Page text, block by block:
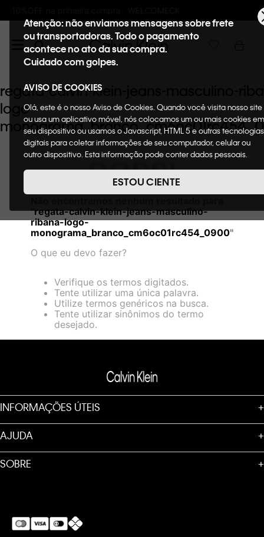
Frete GRÁTIS nas compras
Atenção: não enviamos mensagens sobre frete
ou transportadoras. Todo o pagamento
acontece no ato da sua compra.
Cuidado com golpes.
AVISO DE COOKIES
Olá, este é o nosso Aviso de Cookies. Quando você visita nosso site
ou usa um aplicativo móvel, nós colocamos um ou mais cookies em
seu dispositivo ou usamos o Javascript, HTML 5 e outras tecnologias
digitais para coletar informações de seu computador, celular ou
outro dispositivo. Esta informação pode conter dados pessoais.
quais suas funções. A forma como processamos os dados pessoais
que obtemos de seu dispositivo é descrita em nosso Aviso de
como sua solicitação específica para fornecer a você toda a
funcionalidade do site, incluindo, entre outros, a capacidade de
comprar um item em nossa loja virtual. Para maiores informações
sobre o nosso aviso de Cookies acesse o link.
ESTOU CIENTE
regata-calvin-klein-jeans-masculino-
logo-
OOPS!
"regata-calvin-klein-jeans-masculino-
ribana-logo-
monograma_branco_cm6oc01rc454_0900"
O que eu devo fazer?
Verifique os termos digitados.
Tente utilizar uma única palavra.
Utilize termos genéricos na busca.
Tente utilizar sinônimos do termo
desejado.
INFORMAÇÕES ÚTEIS +
AJUDA +
SOBRE +